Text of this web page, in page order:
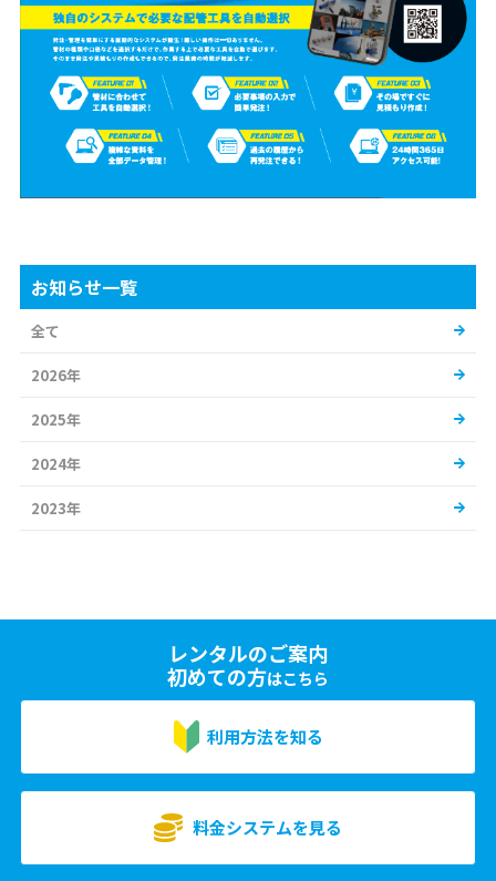
お知らせ一覧
全て
2026年
2025年
2024年
2023年
レンタルのご案内
初めての方はこちら
利用方法を知る
料金システムを見る